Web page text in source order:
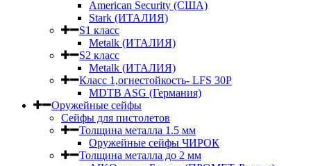
American Security (США)
Stark (ИТАЛИЯ)
S1 класс
Metalk (ИТАЛИЯ)
S2 класс
Metalk (ИТАЛИЯ)
Класс 1,огнестойкость- LFS 30P
MDTB ASG (Германия)
Оружейные сейфы
Сейфы для пистолетов
Толщина металла 1.5 мм
Оружейные сейфы ЧИРОК
Толщина металла до 2 мм